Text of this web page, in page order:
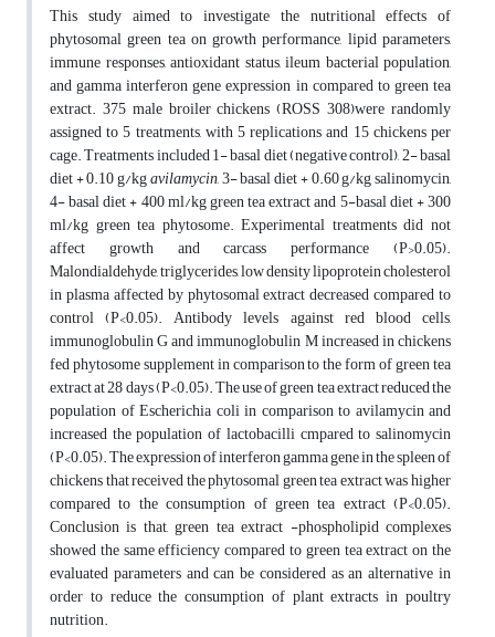
This study aimed to investigate the nutritional effects of
phytosomal green tea on growth performance, lipid parameters,
immune responses, antioxidant status, ileum bacterial population,
and gamma interferon gene expression in compared to green tea
extract. 375 male broiler chickens (ROSS 308)were randomly
assigned to 5 treatments, with 5 replications and 15 chickens per
cage. Treatments included 1- basal diet (negative control), 2- basal
diet + 0.10 g/kgavilamycin, 3- basal diet + 0.60 g/kg salinomycin,
4- basal diet + 400 ml/kg green tea extract and 5-basal diet + 300
ml/kg green tea phytosome. Experimental treatments did not
affect growth and carcass performance (P>0.05).
Malondialdehyde, triglycerides, low density lipoprotein cholesterol
in plasma affected by phytosomal extract decreased compared to
control (P<0.05). Antibody levels against red blood cells,
immunoglobulin G and immunoglobulin M increased in chickens
fed phytosome supplement in comparison to the form of green tea
extract at 28 days (P<0.05). The use of green tea extract reduced the
population of Escherichia coli in comparison to avilamycin and
increased the population of lactobacilli cmpared to salinomycin
(P<0.05). The expression of interferon gamma gene in the spleen of
chickens that received the phytosomal green tea extract was higher
compared to the consumption of green tea extract (P<0.05).
Conclusion is that, green tea extract -phospholipid complexes
showed the same efficiency compared to green tea extract on the
evaluated parameters and can be considered as an alternative in
order to reduce the consumption of plant extracts in poultry
nutrition.